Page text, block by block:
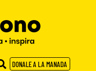
DONALE A LA MANADA